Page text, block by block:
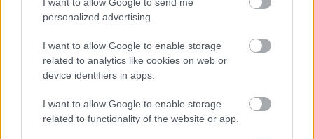
personalized advertising.
I want to allow Google to enable storage
related to analytics like cookies on web or
device identifiers in apps.
I want to allow Google to enable storage
related to functionality of the website or app.